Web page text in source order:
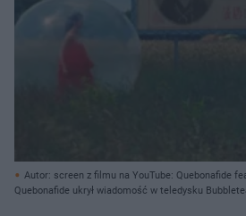
Autor: screen z filmu na YouTube: Quebonafide
BUBBLETEA (Official Video) // YouTube.com/
Quebonafide ukrył wiadomość w teledysku